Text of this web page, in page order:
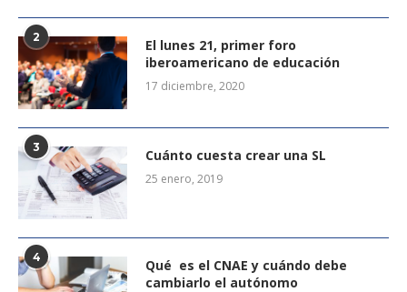
2
El lunes 21, primer foro
iberoamericano de educación
17 diciembre, 2020
3 Cuánto cuesta crear una SL
25 enero, 2019
4
Qué es el CNAE y cuándo debe
cambiarlo el autónomo